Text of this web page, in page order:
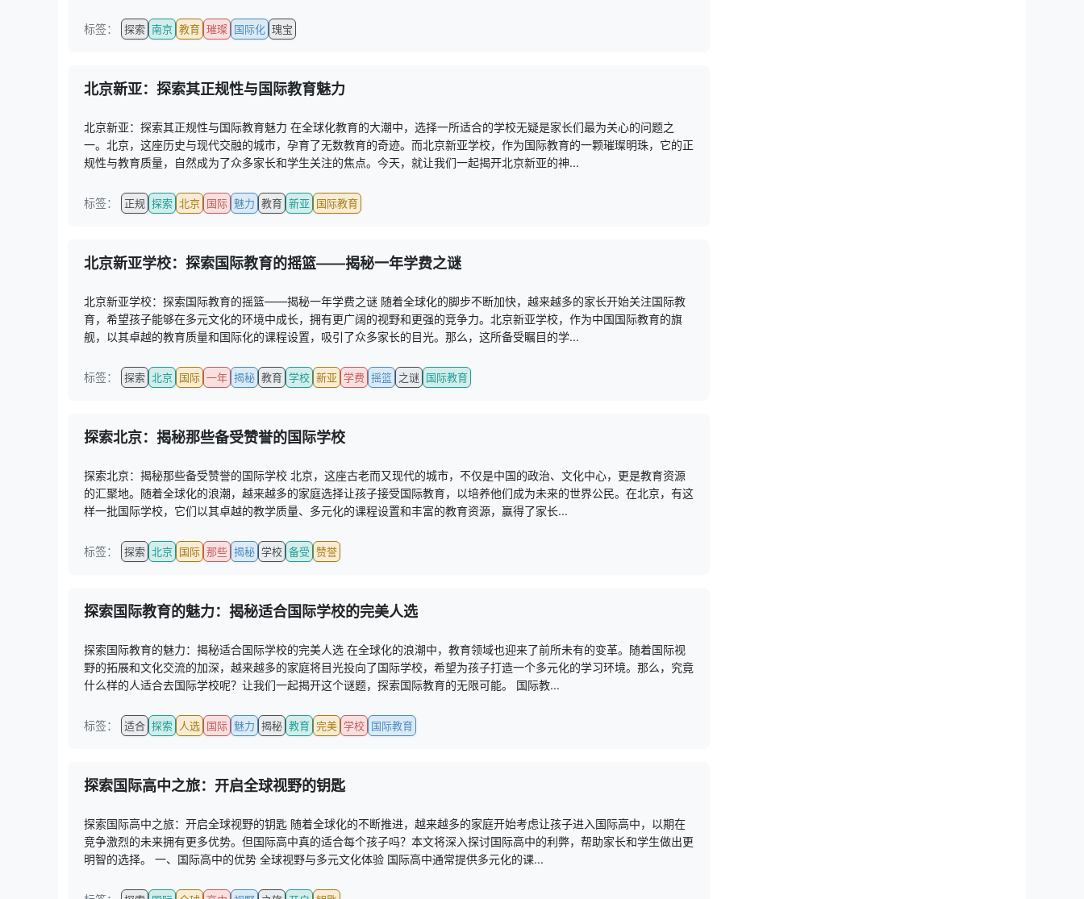
标签： 探索 南京 教育 璀璨 国际化 瑰宝
北京新亚：探索其正规性与国际教育魅力
北京新亚：探索其正规性与国际教育魅力 在全球化教育的大潮中，选择一所适合的学校无疑是家长们最为关心的问题之
一。北京，这座历史与现代交融的城市，孕育了无数教育的奇迹。而北京新亚学校，作为国际教育的一颗璀璨明珠，它的正
规性与教育质量，自然成为了众多家长和学生关注的焦点。今天，就让我们一起揭开北京新亚的神...
标签： 正规 探索 北京 国际 魅力 教育 新亚 国际教育
北京新亚学校：探索国际教育的摇篮——揭秘一年学费之谜
北京新亚学校：探索国际教育的摇篮——揭秘一年学费之谜 随着全球化的脚步不断加快，越来越多的家长开始关注国际教
育，希望孩子能够在多元文化的环境中成长，拥有更广阔的视野和更强的竞争力。北京新亚学校，作为中国国际教育的旗
舰，以其卓越的教育质量和国际化的课程设置，吸引了众多家长的目光。那么，这所备受瞩目的学...
标签： 探索 北京 国际 一年 揭秘 教育 学校 新亚 学费 摇篮 之谜 国际教育
探索北京：揭秘那些备受赞誉的国际学校
探索北京：揭秘那些备受赞誉的国际学校 北京，这座古老而又现代的城市，不仅是中国的政治、文化中心，更是教育资源
的汇聚地。随着全球化的浪潮，越来越多的家庭选择让孩子接受国际教育，以培养他们成为未来的世界公民。在北京，有这
样一批国际学校，它们以其卓越的教学质量、多元化的课程设置和丰富的教育资源，赢得了家长...
标签： 探索 北京 国际 那些 揭秘 学校 备受 赞誉
探索国际教育的魅力：揭秘适合国际学校的完美人选
探索国际教育的魅力：揭秘适合国际学校的完美人选 在全球化的浪潮中，教育领域也迎来了前所未有的变革。随着国际视
野的拓展和文化交流的加深，越来越多的家庭将目光投向了国际学校，希望为孩子打造一个多元化的学习环境。那么，究竟
什么样的人适合去国际学校呢？让我们一起揭开这个谜题，探索国际教育的无限可能。 国际教...
标签： 适合 探索 人选 国际 魅力 揭秘 教育 完美 学校 国际教育
探索国际高中之旅：开启全球视野的钥匙
探索国际高中之旅：开启全球视野的钥匙 随着全球化的不断推进，越来越多的家庭开始考虑让孩子进入国际高中，以期在
竞争激烈的未来拥有更多优势。但国际高中真的适合每个孩子吗？本文将深入探讨国际高中的利弊，帮助家长和学生做出更
明智的选择。 一、国际高中的优势 全球视野与多元文化体验 国际高中通常提供多元化的课...